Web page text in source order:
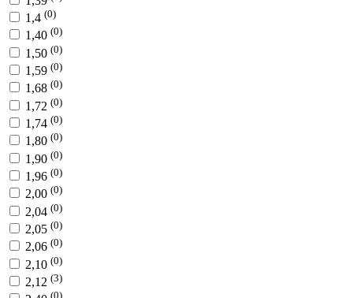
1,4 (0)
1,40 (0)
1,50 (0)
1,59 (0)
1,68 (0)
1,72 (0)
1,74 (0)
1,80 (0)
1,90 (0)
1,96 (0)
2,00 (0)
2,04 (0)
2,05 (0)
2,06 (0)
2,10 (0)
2,12 (3)
(0)